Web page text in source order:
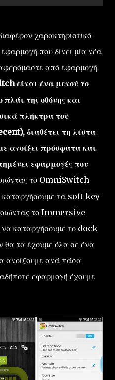
χαρακτηριστικό
που δίνει μία νέα
από εφαρμογή
είναι ένα μενού το
της οθόνης και
πλήκτρα του
διαθέτει τη λίστα
ανοίξει πρόσφατα και
εφαρμογές που
το OmniSwitch
καταργήσουμε τα soft key
το Immersive
καταργήσουμε το dock
τα έχουμε όλα σε ένα
ανοίξουμε ανά πάσα
εφαρμογή έχουμε